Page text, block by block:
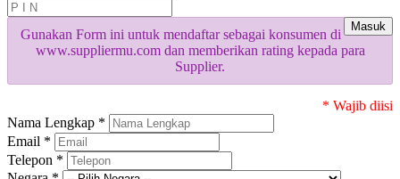
Masuk
Gunakan Form ini untuk mendaftar sebagai konsumen di
www.suppliermu.com dan memberikan rating kepada para
Supplier.
* Wajib diisi
Nama Lengkap *
Email *
Telepon *